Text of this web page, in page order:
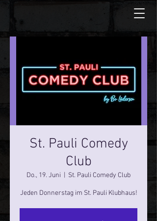
St. Pauli Comedy
Club
Do., 19. Juni St. Pauli Comedy Club
Jeden Donnerstag im St. Pauli Klubhaus!